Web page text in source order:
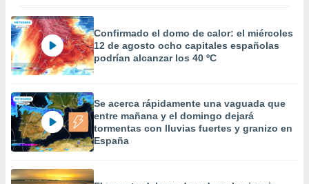
Confirmado el domo de calor: el miércoles
12 de agosto ocho capitales españolas
podrían alcanzar los 40 ºC
Se acerca rápidamente una vaguada que
entre mañana y el domingo dejará
tormentas con lluvias fuertes y granizo en
España